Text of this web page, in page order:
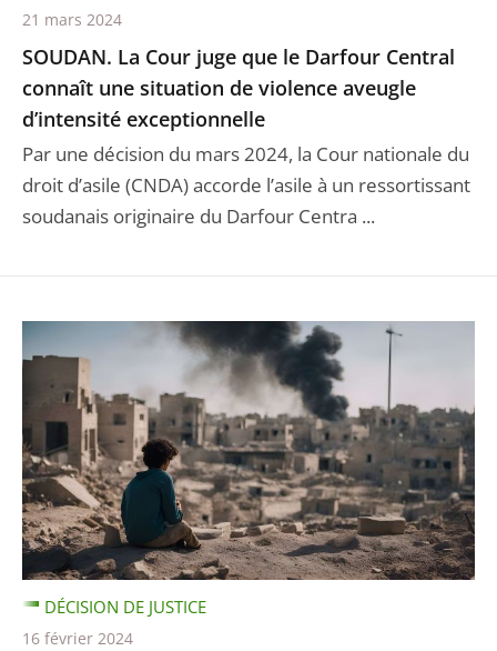
SOUDAN. La Cour juge que le Darfour Central
connaît une situation de violence aveugle
d’intensité exceptionnelle
Par une décision du mars 2024, la Cour nationale du
droit d’asile (CNDA) accorde l’asile à un ressortissant
soudanais originaire du Darfour Centra ...
21 mars 2024
DÉCISION DE JUSTICE
16 février 2024